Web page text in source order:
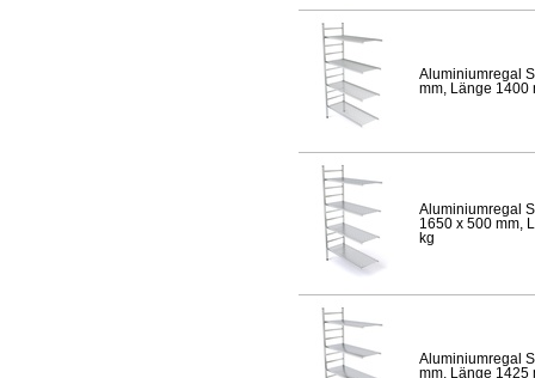
Aluminiumregal
mm, Länge 1400
Aluminiumregal
1650 x 500 mm,
kg
Aluminiumregal
mm, Länge 1425